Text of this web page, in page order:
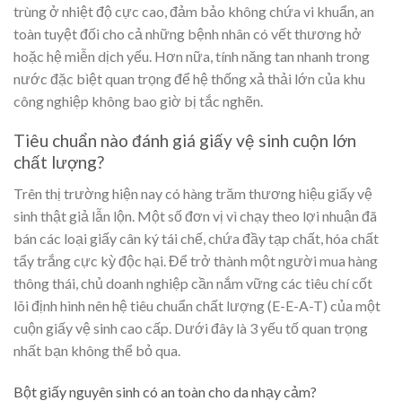
trùng ở nhiệt độ cực cao, đảm bảo không chứa vi khuẩn, an
toàn tuyệt đối cho cả những bệnh nhân có vết thương hở
hoặc hệ miễn dịch yếu. Hơn nữa, tính năng tan nhanh trong
nước đặc biệt quan trọng để hệ thống xả thải lớn của khu
công nghiệp không bao giờ bị tắc nghẽn.
Tiêu chuẩn nào đánh giá giấy vệ sinh cuộn lớn
chất lượng?
Trên thị trường hiện nay có hàng trăm thương hiệu giấy vệ
sinh thật giả lẫn lộn. Một số đơn vị vì chạy theo lợi nhuận đã
bán các loại giấy cân ký tái chế, chứa đầy tạp chất, hóa chất
tẩy trắng cực kỳ độc hại. Để trở thành một người mua hàng
thông thái, chủ doanh nghiệp cần nắm vững các tiêu chí cốt
lõi định hình nên hệ tiêu chuẩn chất lượng (E-E-A-T) của một
cuộn giấy vệ sinh cao cấp. Dưới đây là 3 yếu tố quan trọng
nhất bạn không thể bỏ qua.
Bột giấy nguyên sinh có an toàn cho da nhạy cảm?